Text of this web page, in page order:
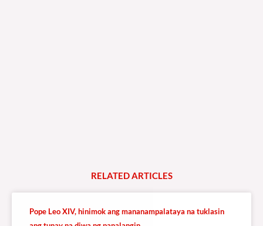
RELATED ARTICLES
Pope Leo XIV, hinimok ang mananampalataya na tuklasin